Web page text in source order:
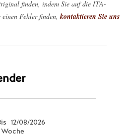
finden, indem Sie auf die ITA-
Fehler finden, kontaktieren Sie uns
12/08/2026